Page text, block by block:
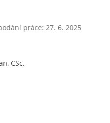
práce: 27. 6. 2025
CSc.